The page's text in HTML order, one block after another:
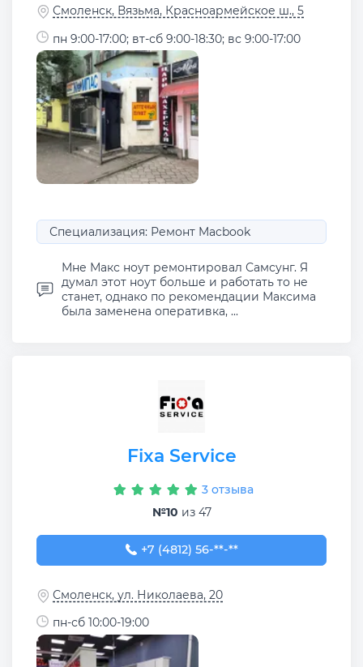
Смоленск, Вязьма, Красноармейское ш., 5
пн 9:00-17:00; вт-сб 9:00-18:30; вс 9:00-17:00
Специализация: Ремонт Macbook
Мне Макс ноут ремонтировал Самсунг. Я
думал этот ноут больше и работать то не
станет, однако по рекомендации Максима
была заменена оперативка, ...
Fixa Service
3 отзыва
№10 из 47
+7 (4812) 56-52-73
+7 (4812) 56-**-**
Смоленск, ул. Николаева, 20
пн-сб 10:00-19:00